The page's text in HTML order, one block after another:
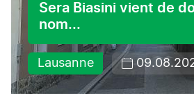
Sera Biasini vient de
nom...
Lausanne